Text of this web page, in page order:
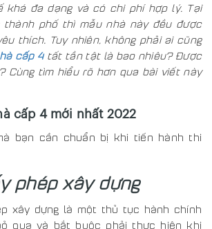
khá đa dạng và có chi phí hợp lý. Tại
phố thì mẫu nhà này đều được
thích. Tuy nhiên, không phải ai cũng
cấp 4tất tần tật là bao nhiêu? Được
Cùng tìm hiểu rõ hơn qua bài viết này
cấp 4 mới nhất 2022
bạn cần chuẩn bị khi tiến hành thi
phép xây dựng
xây dựng là một thủ tục hành chính
qua và bắt buộc phải thực hiện khi